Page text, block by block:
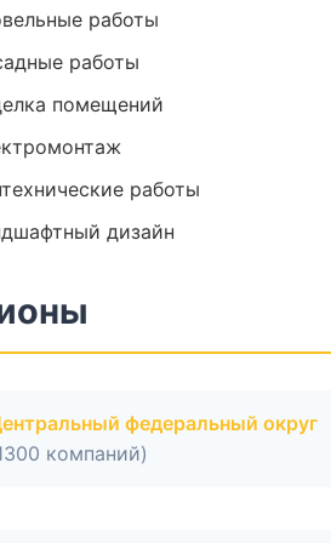
работы
работы
помещений
работы
дизайн
федеральный округ
компаний)